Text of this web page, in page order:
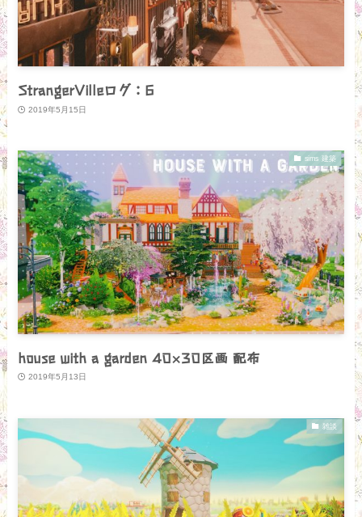
StrangerVilleログ：6
2019年5月15日
sims 建築
house with a garden 40×30区画 配布
2019年5月13日
雑談